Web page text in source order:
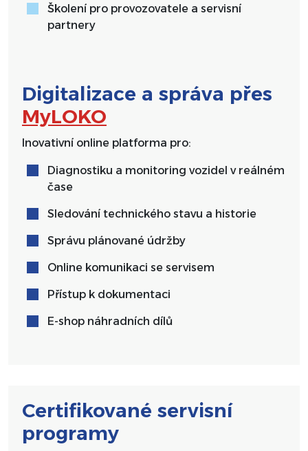
Školení pro provozovatele a servisní
partnery
Digitalizace a správa přes
MyLOKO
Inovativní online platforma pro:
Diagnostiku a monitoring vozidel v reálném
čase
Sledování technického stavu a historie
Správu plánované údržby
Online komunikaci se servisem
Přístup k dokumentaci
E-shop náhradních dílů
Certifikované servisní
programy